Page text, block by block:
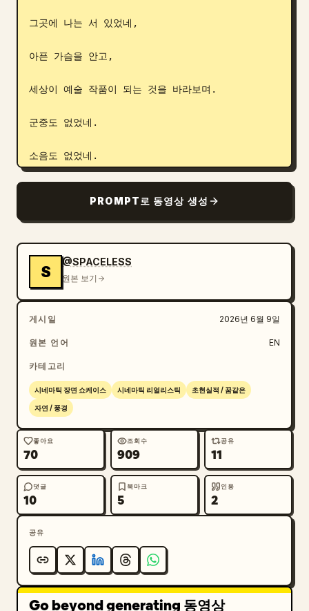
그곳에 나는 서 있었네,
아픈 가슴을 안고,
세상이 예술 작품이 되는 것을 바라보며.
군중도 없었네.
소음도 없었네.
그저 대지와 하늘이,
하나가 되었을 뿐.
내가 잃어버린 세월도,
내가 흘린 눈물도,
사라진 꿈들도,
그 빛 속에서 천천히 녹아내렸네.
그 순간 나는 볼 수 있었네,
세상은 내게 기다림을 가르치고 있었음을,
아름다움은 조금 늦게 찾아온다는 것을.
PROMPT로 동영상 생성
S
@SPACELESS
원본 보기
게시일 2026년 6월 9일
원본 언어 EN
카테고리
시네마틱 장면 쇼케이스 시네마틱 리얼리스틱 초현실적 / 꿈같은
자연 / 풍경
좋아요
70
조회수
909
공유
11
댓글
10
북마크
5
인용
2
공유
Go beyond generating 동영상